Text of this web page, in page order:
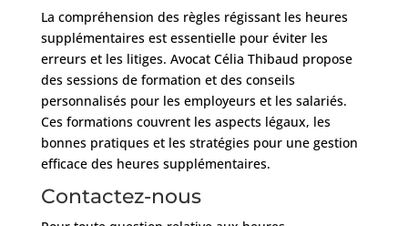
La compréhension des règles régissant les heures
supplémentaires est essentielle pour éviter les
erreurs et les litiges. Avocat Célia Thibaud propose
des sessions de formation et des conseils
personnalisés pour les employeurs et les salariés.
Ces formations couvrent les aspects légaux, les
bonnes pratiques et les stratégies pour une gestion
efficace des heures supplémentaires.
Contactez-nous